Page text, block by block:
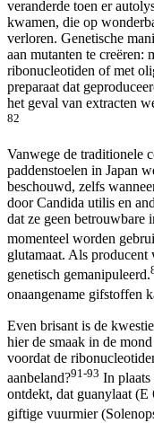
veranderde toen er
kwamen, die op
verloren. Genetische
aan mutanten te creëren:
ribonucleotiden of met
preparaat dat
het geval van extracten
82
Vanwege de traditionele
paddenstoelen in Japan
beschouwd, zelfs
door Candida utilis en
dat ze geen betrouwbare
momenteel worden
glutamaat. Als producent
genetisch gemanipuleerd.
onaangename gifstoffen
Even brisant is de
hier de smaak in de
voordat de
aanbeland?91-93 In plaats
ontdekt, dat guanylaat (E
giftige vuurmier